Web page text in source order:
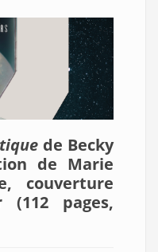
de Becky
de Marie
couverture
(112 pages,